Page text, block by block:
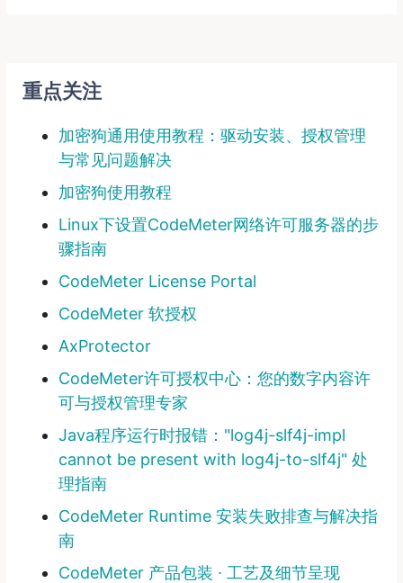
重点关注
加密狗通用使用教程：驱动安装、授权管理
与常见问题解决
加密狗使用教程
Linux下设置CodeMeter网络许可服务器的步
骤指南
CodeMeter License Portal
CodeMeter 软授权
AxProtector
CodeMeter许可授权中心：您的数字内容许
可与授权管理专家
Java程序运行时报错："log4j-slf4j-impl
cannot be present with log4j-to-slf4j" 处
理指南
CodeMeter Runtime 安装失败排查与解决指
南
CodeMeter 产品包装 ∙ 工艺及细节呈现